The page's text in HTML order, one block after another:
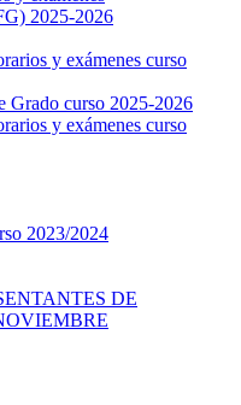
2025-2026
y exámenes curso
Grado curso 2025-2026
y exámenes curso
2023/2024
DE